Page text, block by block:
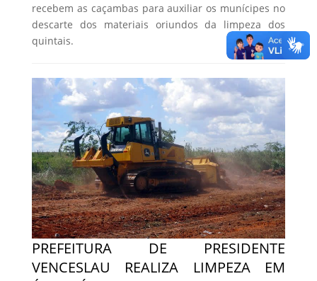
recebem as caçambas para auxiliar os munícipes no
descarte dos materiais oriundos da limpeza dos
quintais.
PREFEITURA DE PRESIDENTE
VENCESLAU REALIZA LIMPEZA EM